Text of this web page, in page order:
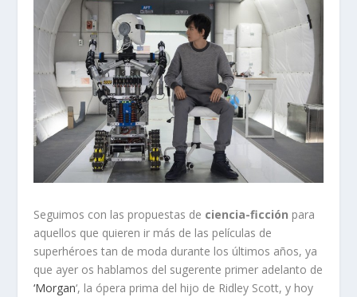
Seguimos con las propuestas de ciencia-ficción para
aquellos que quieren ir más de las películas de
superhéroes tan de moda durante los últimos años, ya
que ayer os hablamos del sugerente primer adelanto de
‘Morgan‘, la ópera prima del hijo de Ridley Scott, y hoy